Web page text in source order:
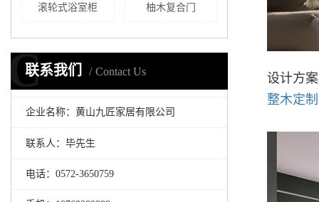
滚轮式浴室柜 柚木复合门
联系我们 Contact Us
C
企业名称：黄山九匠家居有限公司
联系人：毕先生
电话：0572-3650759
设计方
整木定制